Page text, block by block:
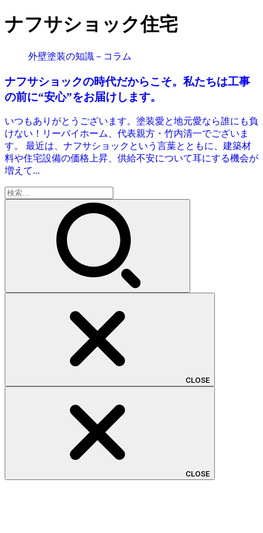
ナフサショック住宅
外壁塗装の知識－コラム
ナフサショックの時代だからこそ。私たちは工事
の前に“安心”をお届けします。
いつもありがとうございます。塗装愛と地元愛なら誰にも負
けない！リーバイホーム、代表親方・竹内清一でございま
す。 最近は、ナフサショックという言葉とともに、建築材
料や住宅設備の価格上昇、供給不安について耳にする機会が
増えて...
検
索:
CLOSE
CLOSE